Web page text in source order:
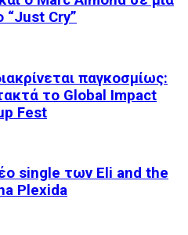
“Just Cry”
παγκοσμίως:
το Global Impact
Fest
single των Eli and the
Plexida